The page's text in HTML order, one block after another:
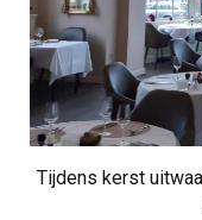
Tijdens kerst